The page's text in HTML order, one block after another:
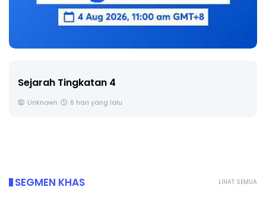
Sejarah Tingkatan 4
Unknown 6 hari yang lalu
LIHAT SEMUA
SEGMEN KHAS